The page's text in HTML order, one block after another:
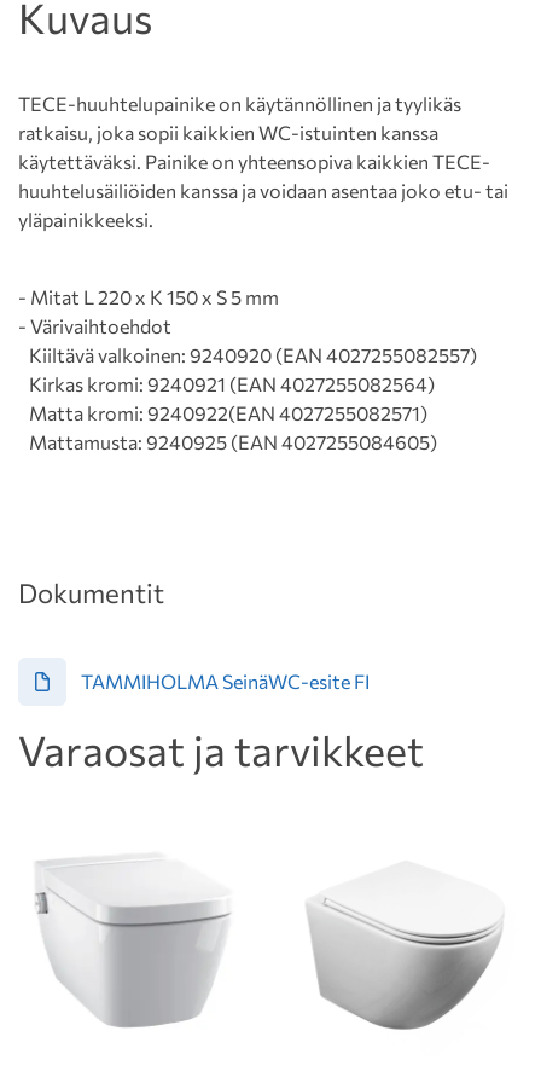
Kuvaus
TECE-huuhtelupainike on käytännöllinen ja tyylikäs
ratkaisu, joka sopii kaikkien WC-istuinten kanssa
käytettäväksi. Painike on yhteensopiva kaikkien TECE-
huuhtelusäiliöiden kanssa ja voidaan asentaa joko etu- tai
yläpainikkeeksi.
- Mitat L 220 x K 150 x S 5 mm
- Värivaihtoehdot
Kiiltävä valkoinen: 9240920 (EAN 4027255082557)
Kirkas kromi: 9240921 (EAN 4027255082564)
Matta kromi: 9240922(EAN 4027255082571)
Mattamusta: 9240925 (EAN 4027255084605)
Dokumentit
TAMMIHOLMA SeinäWC-esite FI
Varaosat ja tarvikkeet